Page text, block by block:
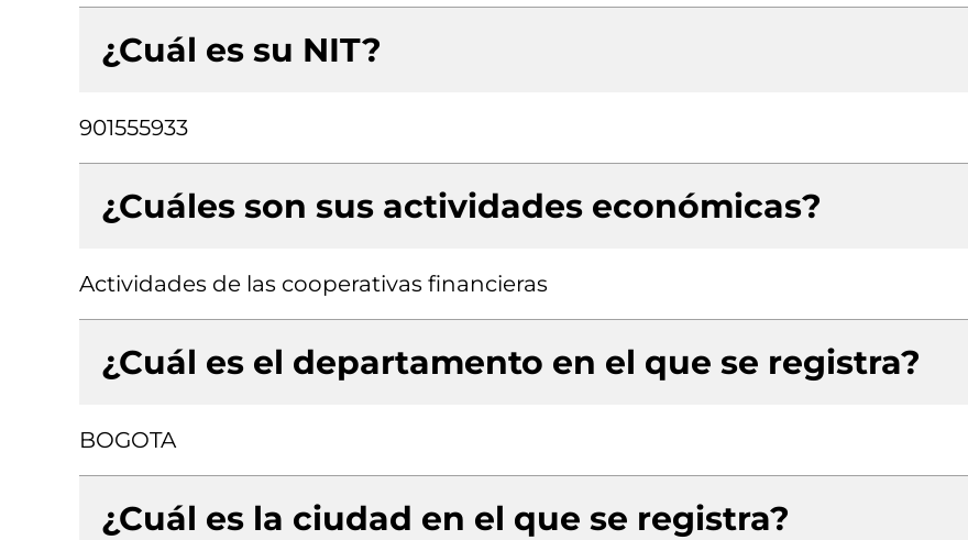
¿Cuál es su NIT?
901555933
¿Cuáles son sus actividades económicas?
Actividades de las cooperativas financieras
¿Cuál es el departamento en el que se registra?
BOGOTA
¿Cuál es la ciudad en el que se registra?